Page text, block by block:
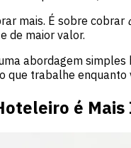
mais. É sobre cobrar
de maior valor.
abordagem simples
que trabalhe enquanto
é